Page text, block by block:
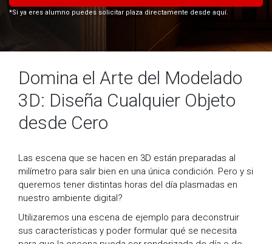
*Si ya eres alumno puedes solicitar plaza directamente desde aquí.
Domina el Arte del Modelado
3D: Diseña Cualquier Objeto
desde Cero
Las escena que se hacen en 3D están preparadas al
milímetro para salir bien en una única condición. Pero y si
queremos tener distintas horas del día plasmadas en
nuestro ambiente digital?
Utilizaremos una escena de ejemplo para deconstruir
sus características y poder formular qué se necesita